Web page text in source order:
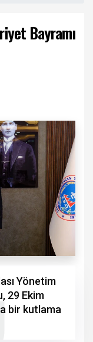
Bayramı
Yönetim
29 Ekim
bir kutlama